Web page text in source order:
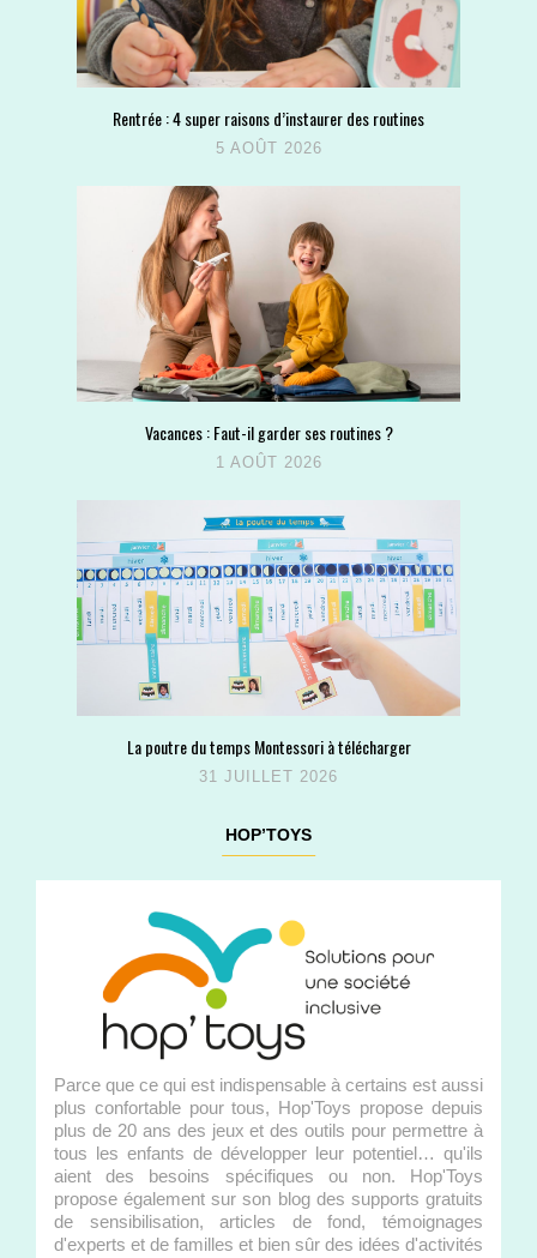
Rentrée : 4 super raisons d’instaurer des routines
5 AOÛT 2026
Vacances : Faut-il garder ses routines ?
1 AOÛT 2026
La poutre du temps Montessori à télécharger
31 JUILLET 2026
HOP’TOYS
Parce que ce qui est indispensable à certains est aussi
plus confortable pour tous, Hop'Toys propose depuis
plus de 20 ans des jeux et des outils pour permettre à
tous les enfants de développer leur potentiel… qu'ils
aient des besoins spécifiques ou non. Hop'Toys
propose également sur son blog des supports gratuits
de sensibilisation, articles de fond, témoignages
d'experts et de familles et bien sûr des idées d'activités